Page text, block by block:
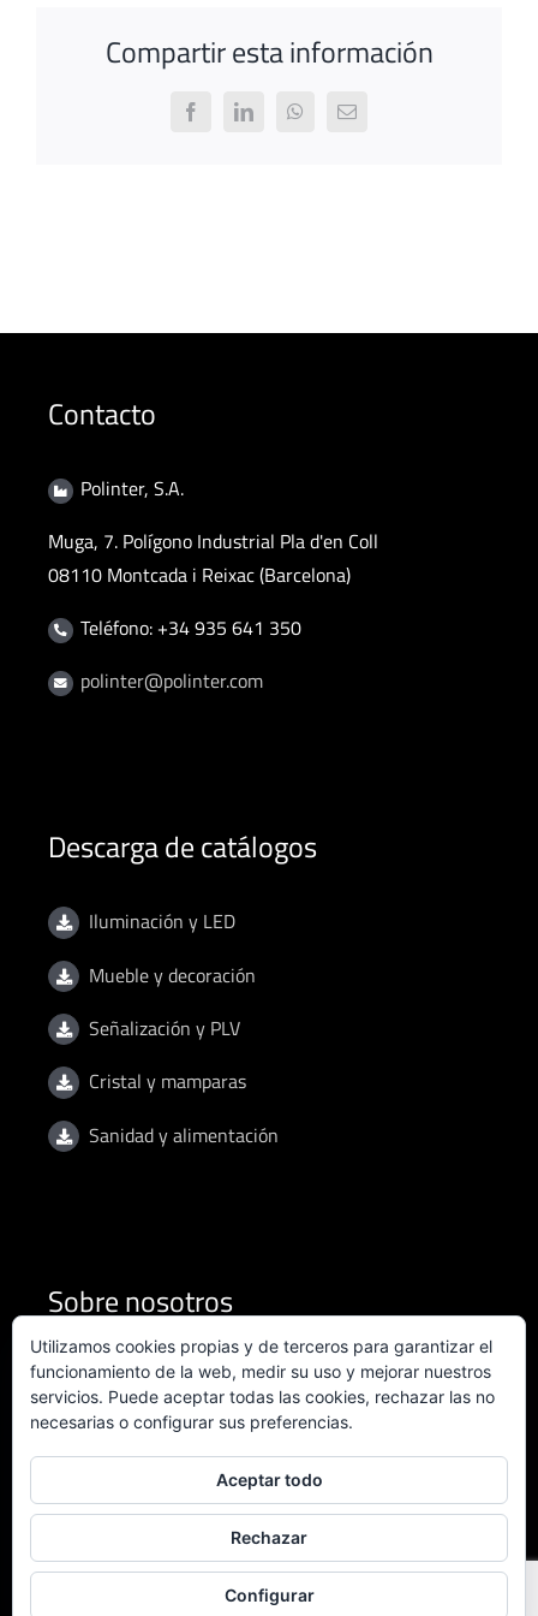
Compartir esta información
FacebookLinkedInWhatsApp
Email
Contacto
Polinter, S.A.
Muga, 7. Polígono Industrial Pla d'en Coll
08110 Montcada i Reixac (Barcelona)
Teléfono: +34 935 641 350
polinter@polinter.com
Descarga de catálogos
Iluminación y LED
Mueble y decoración
Señalización y PLV
Cristal y mamparas
Sanidad y alimentación
Sobre nosotros
Condiciones de uso
Política de privacidad
Política de calidad
Certificado ISO 9001:2015
Utilizamos cookies propias y de terceros para garantizar el
funcionamiento de la web, medir su uso y mejorar nuestros
servicios. Puede aceptar todas las cookies, rechazar las no
necesarias o configurar sus preferencias.
Aceptar todo
Rechazar
Configurar